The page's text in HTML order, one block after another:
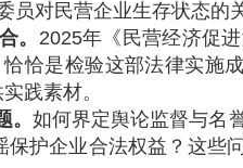
对民营企业生存状态的
。 2025年《民营经济促
恰是检验这部法律实施
践素材。
。如何界定舆论监督与名
护企业合法权益？这些